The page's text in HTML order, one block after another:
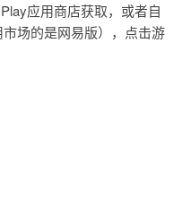
应用商店获取，或者自
场的是网易版），点击游